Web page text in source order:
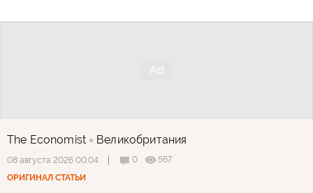
The Economist Великобритания
08 августа 2026 00:04 0
567
ОРИГИНАЛ СТАТЬИ